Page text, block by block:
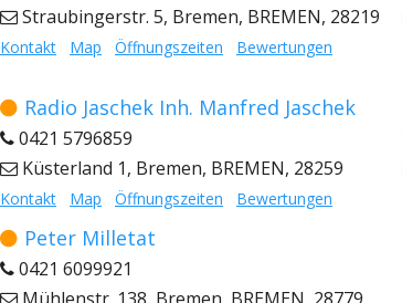
Straubingerstr. 5, Bremen, BREMEN, 28219
Kontakt Map Öffnungszeiten Bewertungen
Radio Jaschek Inh. Manfred Jaschek
0421 5796859
Küsterland 1, Bremen, BREMEN, 28259
Kontakt Map Öffnungszeiten Bewertungen
Peter Milletat
0421 6099921